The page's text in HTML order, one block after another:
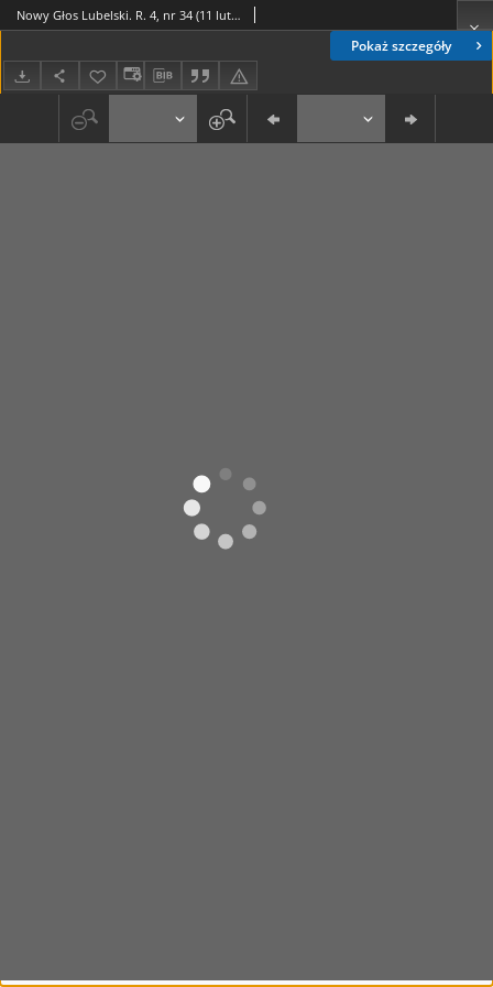
Pokaż szczegóły
Nowy Głos Lubelski. R. 4, nr 34 (11 lutego 1943)